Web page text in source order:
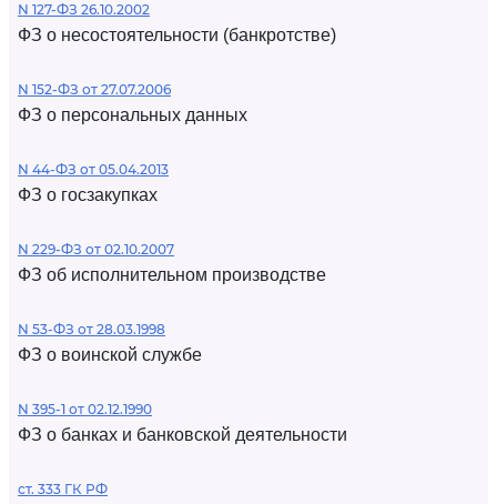
N 127-ФЗ 26.10.2002
ФЗ о несостоятельности (банкротстве)
N 152-ФЗ от 27.07.2006
ФЗ о персональных данных
N 44-ФЗ от 05.04.2013
ФЗ о госзакупках
N 229-ФЗ от 02.10.2007
ФЗ об исполнительном производстве
N 53-ФЗ от 28.03.1998
ФЗ о воинской службе
N 395-1 от 02.12.1990
ФЗ о банках и банковской деятельности
ст. 333 ГК РФ